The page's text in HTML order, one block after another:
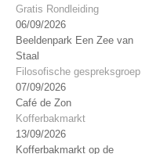
Gratis Rondleiding
06/09/2026
Beeldenpark Een Zee van
Staal
Filosofische gespreksgroep
07/09/2026
Café de Zon
Kofferbakmarkt
13/09/2026
Kofferbakmarkt op de